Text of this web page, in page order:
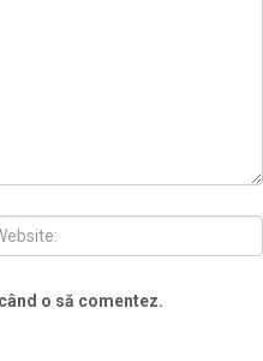
o să comentez.